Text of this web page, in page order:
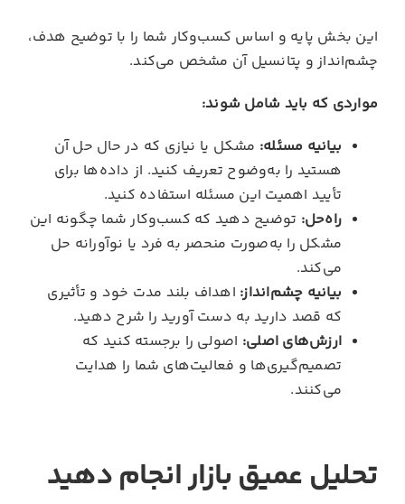
این بخش پایه و اساس کسب‌وکار شما را با توضیح هدف،
چشم‌انداز و پتانسیل آن مشخص می‌کند.
مواردی که باید شامل شوند:
بیانیه مسئله: مشکل یا نیازی که در حال حل آن
هستید را به‌وضوح تعریف کنید. از داده‌ها برای
تأیید اهمیت این مسئله استفاده کنید.
راه‌حل: توضیح دهید که کسب‌وکار شما چگونه این
مشکل را به‌صورت منحصر به‌ فرد یا نوآورانه حل
می‌کند.
بیانیه چشم‌انداز: اهداف بلند مدت خود و تأثیری
که قصد دارید به دست آورید را شرح دهید.
ارزش‌های اصلی: اصولی را برجسته کنید که
تصمیم‌گیری‌ها و فعالیت‌های شما را هدایت
می‌کنند.
تحلیل عمیق بازار انجام دهید